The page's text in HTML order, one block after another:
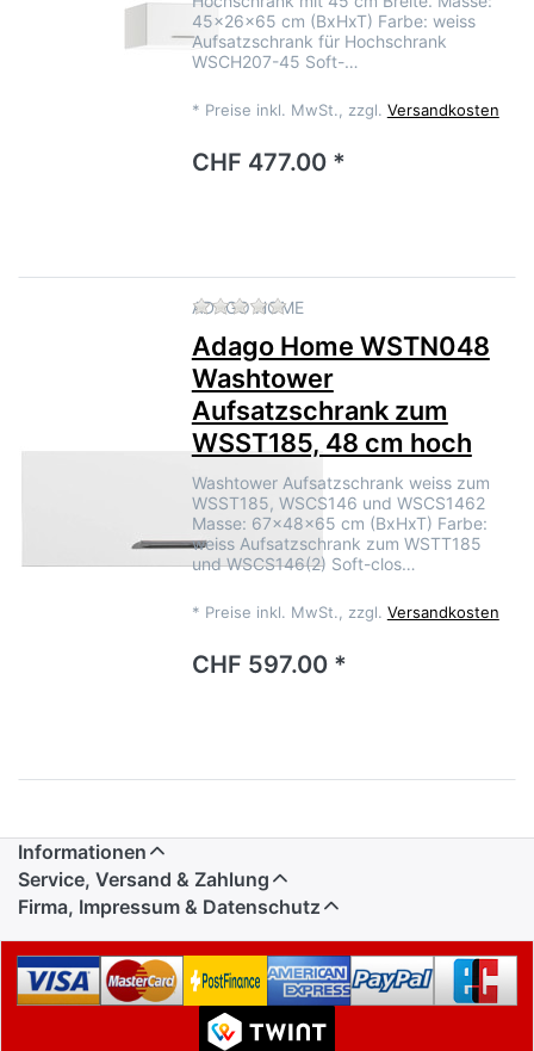
45x26x65 cm (BxHxT) Farbe: weiss
Aufsatzschrank für Hochschrank
WSCH207-45 Soft-…
* Preise inkl. MwSt., zzgl. Versandkosten
CHF 477.00 *
ADAGO HOMEZu diesem Produkt liegen
Adago Home WSTN048
Washtower
Aufsatzschrank zum
WSST185, 48 cm hoch
Washtower Aufsatzschrank weiss zum
WSST185, WSCS146 und WSCS1462
Masse: 67x48x65 cm (BxHxT) Farbe:
weiss Aufsatzschrank zum WSTT185
und WSCS146(2) Soft-clos…
* Preise inkl. MwSt., zzgl. Versandkosten
CHF 597.00 *
Informationen
Service, Versand & Zahlung
Firma, Impressum & Datenschutz